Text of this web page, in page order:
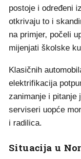
postoje i određeni
otkrivaju to i
na primjer, počeli
mijenjati školske
Klasičnih
elektrifikacija
zanimanje i pitanje
serviseri uopće
i radilica.
Situacija u